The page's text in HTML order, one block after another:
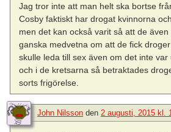
Jag tror inte att man helt ska bortse
Cosby faktiskt har drogat kvinnorna
men det kan också varit så att de
ganska medvetna om att de fick
skulle leda till sex även om det inte var
och i de kretsarna så betraktades
sorts frigörelse.
John Nilsson den 2 augusti, 2015 kl.